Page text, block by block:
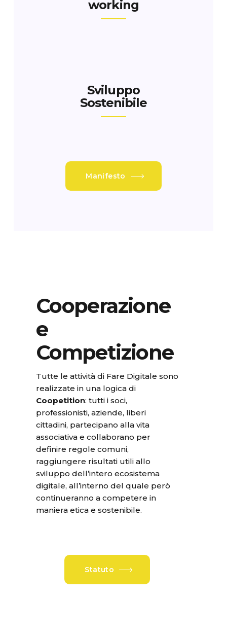
working
Sviluppo
Sostenibile
Manifesto
Cooperazione
e
Competizione
Tutte le attività di Fare Digitale sono
realizzate in una logica di
Coopetition: tutti i soci,
professionisti, aziende, liberi
cittadini, partecipano alla vita
associativa e collaborano per
definire regole comuni,
raggiungere risultati utili allo
sviluppo dell’intero ecosistema
digitale, all’interno del quale però
continueranno a competere in
maniera etica e sostenibile.
Statuto